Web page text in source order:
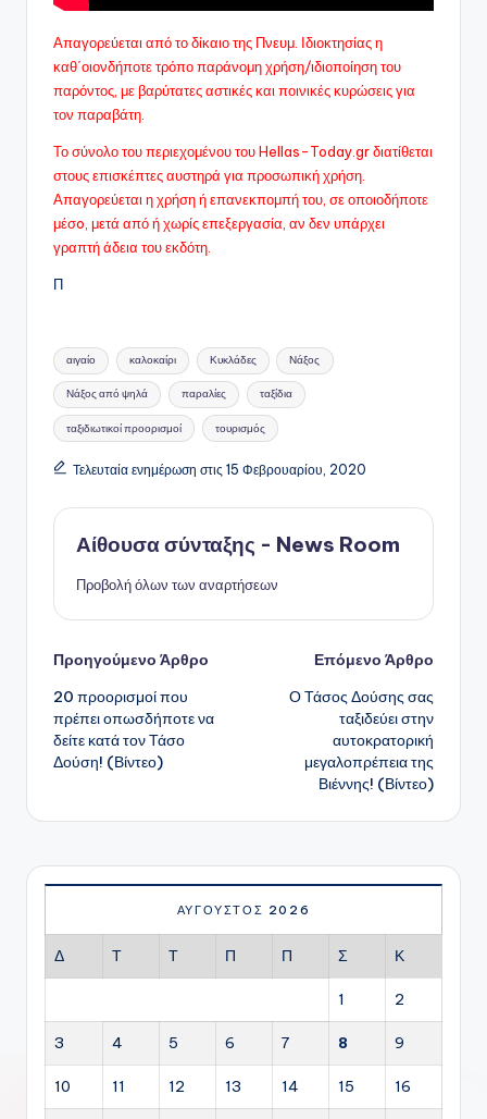
Απαγορεύεται από το δίκαιο της Πνευμ. Ιδιοκτησίας η
καθ΄οιονδήποτε τρόπο παράνομη χρήση/ιδιοποίηση του
παρόντος, με βαρύτατες αστικές και ποινικές κυρώσεις για
τον παραβάτη.
Το σύνολο του περιεχομένου του Hellas-Today.gr διατίθεται
στους επισκέπτες αυστηρά για προσωπική χρήση.
Απαγορεύεται η χρήση ή επανεκπομπή του, σε οποιοδήποτε
μέσo, μετά από ή χωρίς επεξεργασία, αν δεν υπάρχει
γραπτή άδεια του εκδότη.
Π
Ετικέτες:
αιγαίο καλοκαίρι Κυκλάδες Νάξος
Νάξος από ψηλά παραλίες ταξίδια
ταξιδιωτικοί προορισμοί τουρισμός
Τελευταία ενημέρωση στις 15 Φεβρουαρίου, 2020
Αίθουσα σύνταξης - News Room
Προβολή όλων των αναρτήσεων
Πλοήγηση
δημοσιεύσεων
Προηγούμενο Άρθρο
20 προορισμοί που
πρέπει οπωσδήποτε να
δείτε κατά τον Τάσο
Δούση! (Βίντεο)
Επόμενο Άρθρο
Ο Τάσος Δούσης σας
ταξιδεύει στην
αυτοκρατορική
μεγαλοπρέπεια της
Βιέννης! (Βίντεο)
ΑΎΓΟΥΣΤΟΣ 2026
Δ Τ Τ Π Π Σ Κ
1 2
3 4 5 6 7 8 9
10 11 12 13 14 15 16